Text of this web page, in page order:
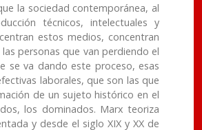
la sociedad contemporánea, al
técnicos, intelectuales y
estos medios, concentran
personas que van perdiendo el
se va dando este proceso, esas
laborales, que son las que
de un sujeto histórico en el
los dominados. Marx teoriza
y desde el siglo XIX y XX de